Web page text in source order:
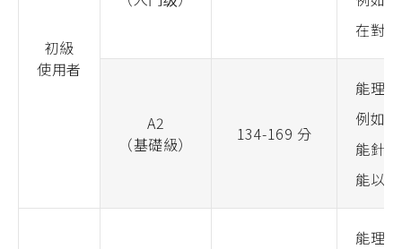
初級
使用者
在對
A2
（基礎級）
134-169 分
能理
例如
能針
能以
能理